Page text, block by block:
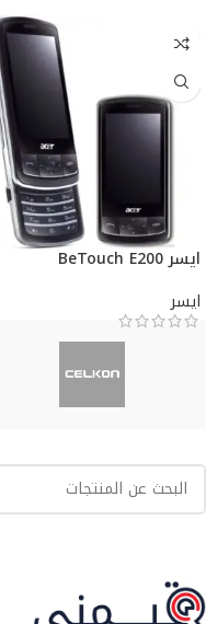
ايسر BeTouch E200
ايسر